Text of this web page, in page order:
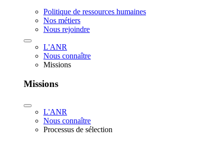
Politique de ressources humaines
Nos métiers
Nous rejoindre
L'ANR
Nous connaître
Missions
Missions
L'ANR
Nous connaître
Processus de sélection